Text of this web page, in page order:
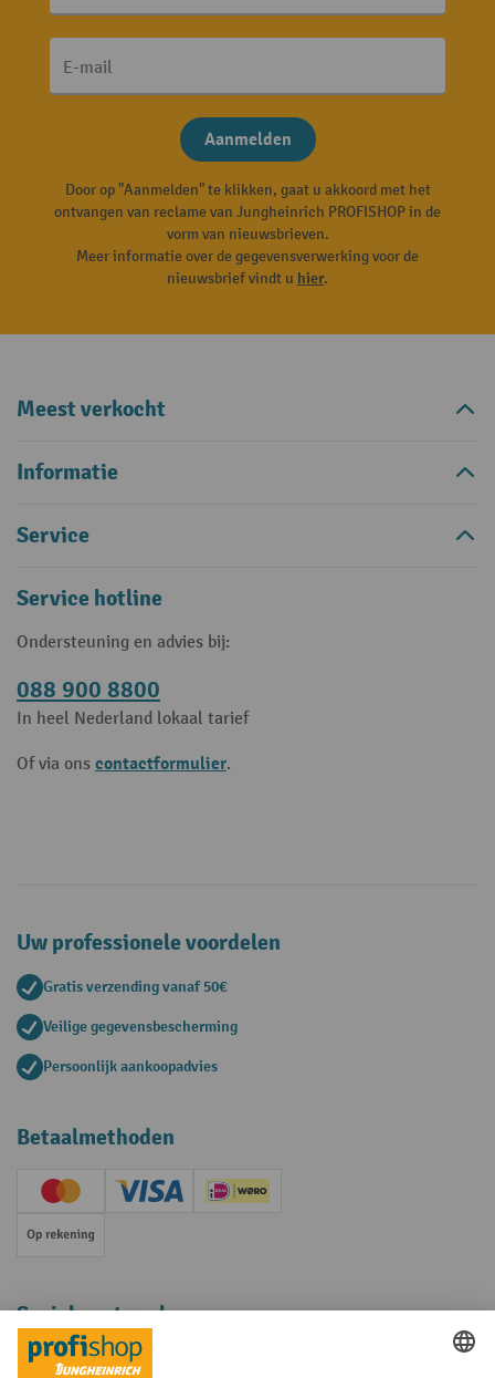
E-mail
Aanmelden
Door op "Aanmelden" te klikken, gaat u akkoord met het
ontvangen van reclame van Jungheinrich PROFISHOP in de
vorm van nieuwsbrieven.
Meer informatie over de gegevensverwerking voor de
nieuwsbrief vindt u hier.
Meest verkocht
Informatie
Service
Service hotline
Ondersteuning en advies bij:
088 900 8800
In heel Nederland lokaal tarief
Of via ons contactformulier.
Uw professionele voordelen
Gratis verzending vanaf 50€
Veilige gegevensbescherming
Persoonlijk aankoopadvies
Betaalmethoden
Creditcard (Master)Creditcard (Visa)iDEAL | Wero
Op rekening
Sociale netwerken
Facebook
YouTube
LinkedInInstagram